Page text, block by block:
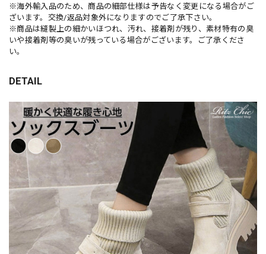
※海外輸入品のため、商品の細部仕様は予告なく変更になる場合がご
ざいます。交換/返品対象外になりますのでご了承下さい。
※商品は縫製上の細かいほつれ、汚れ、接着剤が残り、素材特有の臭
いや接着剤等の臭いが残っている場合がございます。ご了承くださ
い。
DETAIL